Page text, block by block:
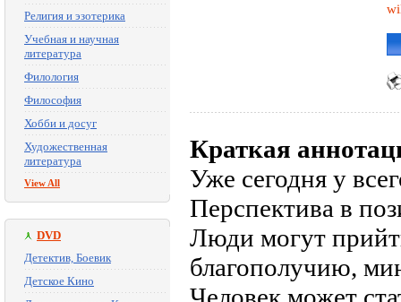
Религия и эзотерика
Учебная и научная
литература
Филология
Философия
Хобби и досуг
Художественная
литература
View All
DVD
Детектив, Боевик
Детское Кино
Краткая
Уже сегодня у
Перспектива в
Люди могут
благополучию,